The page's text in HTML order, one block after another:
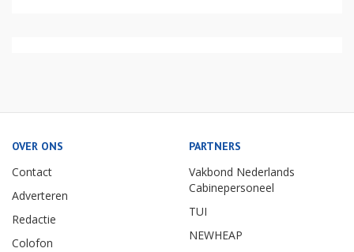
OVER ONS
Contact
Adverteren
Redactie
Colofon
PARTNERS
Vakbond Nederlands
Cabinepersoneel
TUI
NEWHEAP